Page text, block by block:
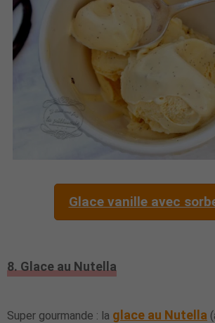
Glace vanille avec
8. Glace au Nutella
Super gourmande : la glace au Nutella